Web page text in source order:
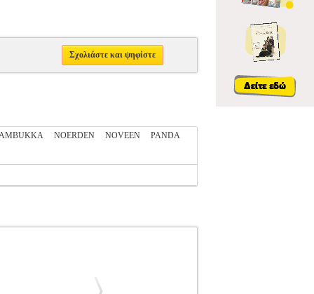
Σχολιάστε και ψηφίστε
NOERDEN NOVEEN
PANDA